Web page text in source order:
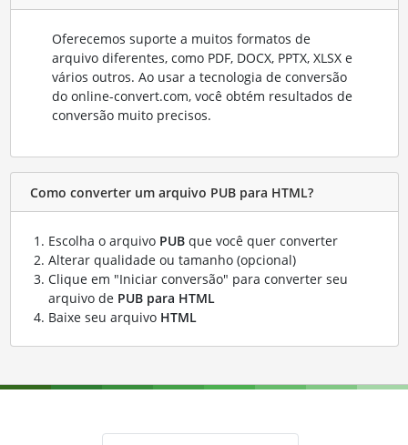
Oferecemos suporte a muitos formatos de
arquivo diferentes, como PDF, DOCX, PPTX, XLSX e
vários outros. Ao usar a tecnologia de conversão
do online-convert.com, você obtém resultados de
conversão muito precisos.
Como converter um arquivo PUB para HTML?
Escolha o arquivo PUBque você quer converter
Alterar qualidade ou tamanho (opcional)
Clique em "Iniciar conversão" para converter seu
arquivo de PUB para HTML
Baixe seu arquivo HTML